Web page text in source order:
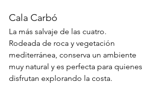
Cala Carbó
La más salvaje de las cuatro.
Rodeada de roca y vegetación
mediterránea, conserva un ambiente
muy natural y es perfecta para quienes
disfrutan explorando la costa.